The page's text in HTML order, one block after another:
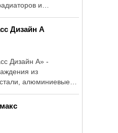
и
Дизайн А
Дизайн А» -
из
алюминиевые